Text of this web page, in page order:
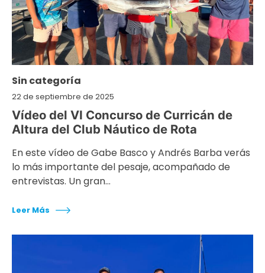
Sin categoría
22 de septiembre de 2025
Vídeo del VI Concurso de Curricán de
Altura del Club Náutico de Rota
En este vídeo de Gabe Basco y Andrés Barba verás
lo más importante del pesaje, acompañado de
entrevistas. Un gran…
Leer Más